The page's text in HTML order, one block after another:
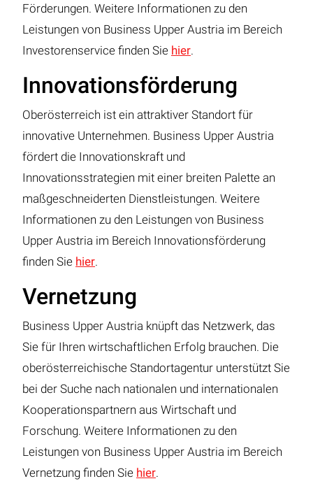
Förderungen. Weitere Informationen zu den
Leistungen von Business Upper Austria im Bereich
Investorenservice finden Sie hier.
Innovationsförderung
Oberösterreich ist ein attraktiver Standort für
innovative Unternehmen. Business Upper Austria
fördert die Innovationskraft und
Innovationsstrategien mit einer breiten Palette an
maßgeschneiderten Dienstleistungen. Weitere
Informationen zu den Leistungen von Business
Upper Austria im Bereich Innovationsförderung
finden Sie hier.
Vernetzung
Business Upper Austria knüpft das Netzwerk, das
Sie für Ihren wirtschaftlichen Erfolg brauchen. Die
oberösterreichische Standortagentur unterstützt Sie
bei der Suche nach nationalen und internationalen
Kooperationspartnern aus Wirtschaft und
Forschung. Weitere Informationen zu den
Leistungen von Business Upper Austria im Bereich
Vernetzung finden Sie hier.